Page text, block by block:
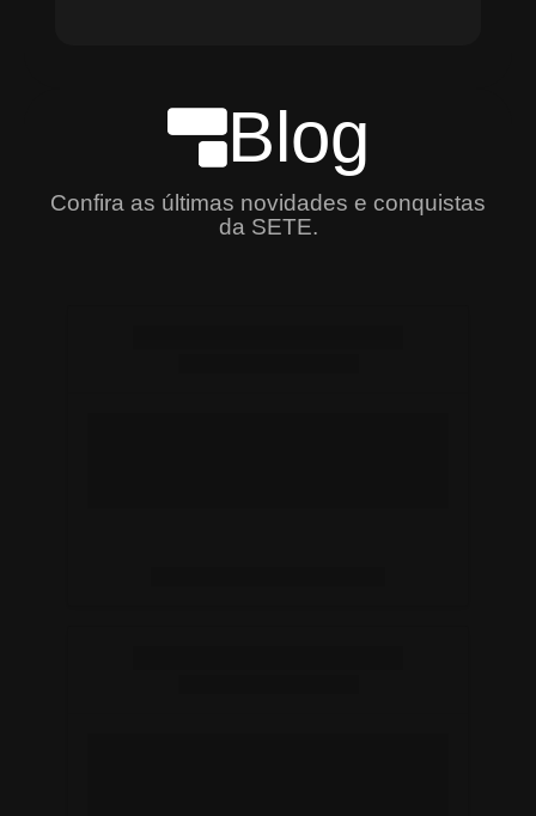
Blog
Confira as últimas novidades e conquistas
da SETE.